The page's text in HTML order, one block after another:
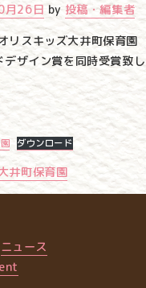
月26日 by 投稿・編集者
リスキッズ大井町保育園
ザイン賞を同時受賞致し
ダウンロード
井町保育園
ニュース